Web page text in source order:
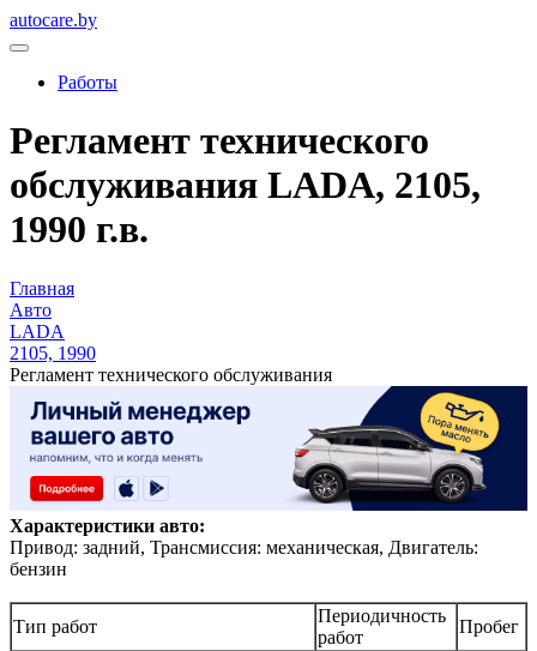
autocare.by
Работы
Регламент технического
обслуживания LADA, 2105,
1990 г.в.
Главная
Авто
LADA
2105, 1990
Регламент технического обслуживания
Характеристики авто:
Привод: задний, Трансмиссия: механическая, Двигатель:
бензин
Тип работ
Периодичность
работ
Пробег